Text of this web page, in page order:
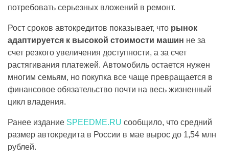
потребовать серьезных вложений в ремонт.
Рост сроков автокредитов показывает, что рынок
адаптируется к высокой стоимости машин не за
счет резкого увеличения доступности, а за счет
растягивания платежей. Автомобиль остается нужен
многим семьям, но покупка все чаще превращается в
финансовое обязательство почти на весь жизненный
цикл владения.
Ранее издание SPEEDME.RU сообщило, что средний
размер автокредита в России в мае вырос до 1,54 млн
рублей.